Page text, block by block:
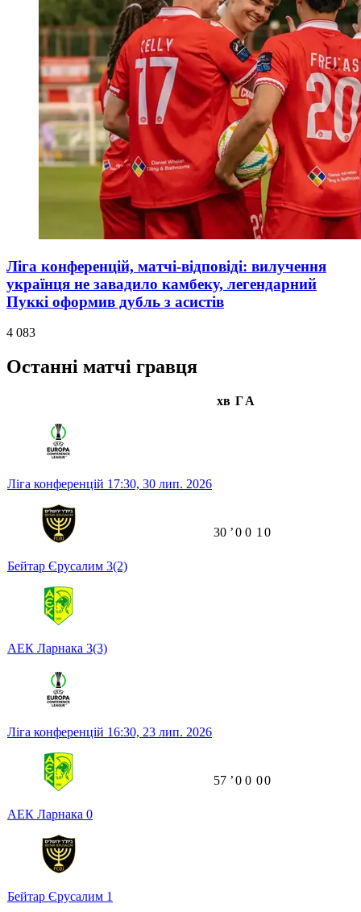
Ліга конференцій, матчі-відповіді: вилучення
українця не завадило камбеку, легендарний
Пуккі оформив дубль з асистів
4 083
Останні матчі гравця
хв ГА
Ліга конференцій 17:30, 30 лип. 2026
Бейтар Єрусалим 3(2)
АЕК Ларнака 3(3)
30 ʼ0 0 1 0
Ліга конференцій 16:30, 23 лип. 2026
АЕК Ларнака 0
Бейтар Єрусалим 1
57 ʼ0 0 00